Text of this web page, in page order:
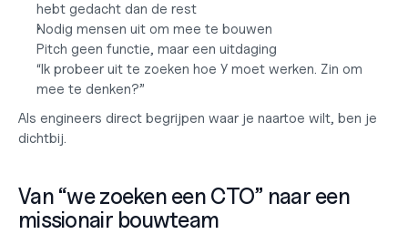
hebt gedacht dan de rest
Nodig mensen uit om mee te bouwen
Pitch geen functie, maar een uitdaging
“Ik probeer uit te zoeken hoe Y moet werken. Zin om
mee te denken?”
Als engineers direct begrijpen waar je naartoe wilt, ben je
dichtbij.
Van “we zoeken een CTO” naar een
missionair bouwteam